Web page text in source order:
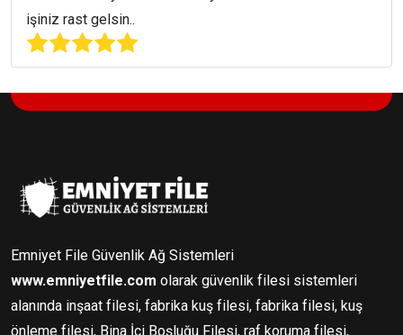
işiniz rast gelsin..
Emniyet File Güvenlik Ağ Sistemleri
www.emniyetfile.com olarak güvenlik filesi sistemleri
alanında inşaat filesi, fabrika kuş filesi, fabrika filesi, kuş
önleme filesi, Bina İçi Boşluğu Filesi, raf koruma filesi,